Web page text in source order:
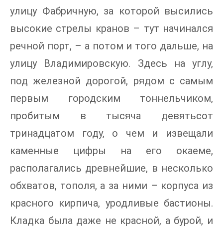
улицу Фабричную, за которой высились
высокие стрелы кранов – тут начинался
речной порт, – а потом и того дальше, на
улицу Владимировскую. Здесь на углу,
под железной дорогой, рядом с самым
первым городским тоннельчиком,
пробитым в тысяча девятьсот
тринадцатом году, о чем и извещали
каменные цифры на его окаеме,
располагались древнейшие, в несколько
обхватов, тополя, а за ними – корпуса из
красного кирпича, уродливые бастионы.
Кладка была даже не красной, а бурой, и